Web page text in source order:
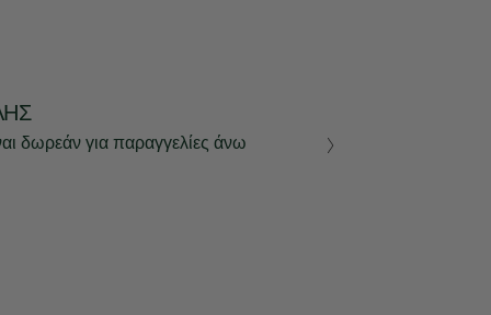
δωρεάν για παραγγελίες άνω